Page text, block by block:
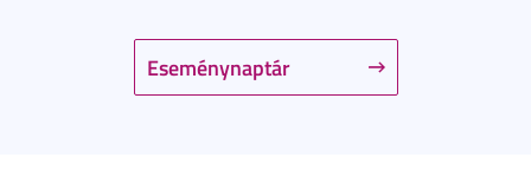
Eseménynaptár